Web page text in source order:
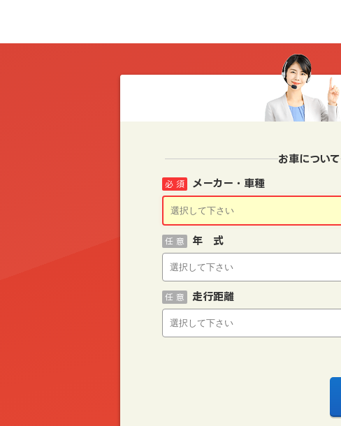
お車について
メーカー・車種
必 須
年 式
任 意
走行距離
任 意